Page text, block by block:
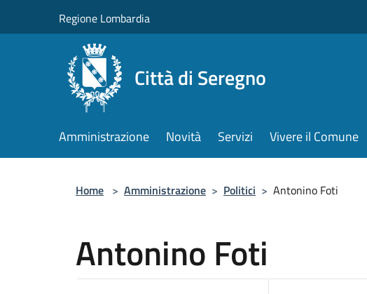
Regione Lombardia
Città di Seregno
Amministrazione Novità Servizi Vivere il Comune
Home > Amministrazione > Politici > Antonino Foti
Antonino Foti